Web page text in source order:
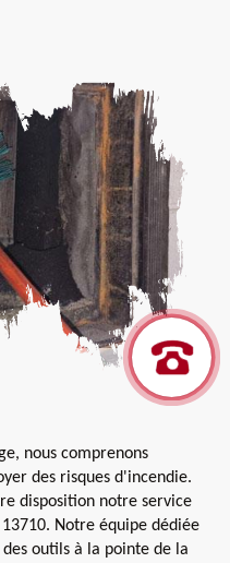
nous comprenons
des risques d'incendie.
disposition notre service
Notre équipe dédiée
outils à la pointe de la